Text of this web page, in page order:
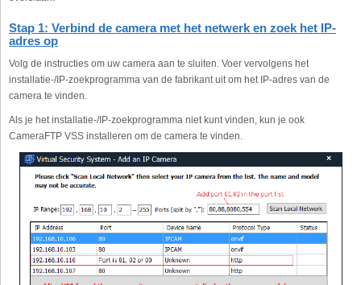
Stap 1: Verbind de camera met het netwerk en zoek het IP-
adres op
Volg de instructies om uw camera aan te sluiten. Voer vervolgens het
installatie-/IP-zoekprogramma van de fabrikant uit om het IP-adres van de
camera te vinden.
Als je het installatie-/IP-zoekprogramma niet kunt vinden, kun je ook
CameraFTP VSS installeren om de camera te vinden.